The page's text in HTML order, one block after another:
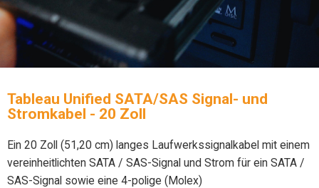
Tableau Unified SATA/SAS Signal- und
Stromkabel - 20 Zoll
Ein 20 Zoll (51,20 cm) langes Laufwerkssignalkabel mit einem
vereinheitlichten SATA / SAS-Signal und Strom für ein SATA /
SAS-Signal sowie eine 4-polige (Molex)